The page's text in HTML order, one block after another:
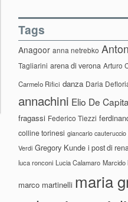
Tags
Anagoor anna netrebko
Tagliarini arena di verona Arturo
Carmelo Rifici danza Daria
annachini Elio De
fragassi Federico Tiezzi
colline torinesi giancarlo cauteruccio
Verdi Gregory Kunde i post di
luca ronconi Lucia Calamaro Marcido
marco martinelli maria